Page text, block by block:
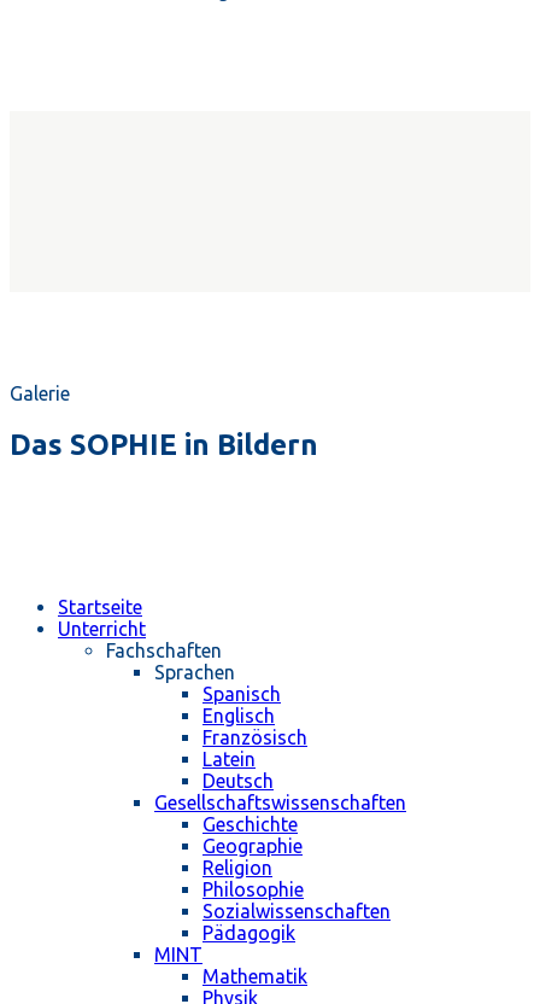
Galerie
Das SOPHIE in Bildern
Startseite
Unterricht
Fachschaften
Sprachen
Spanisch
Englisch
Französisch
Latein
Deutsch
Gesellschaftswissenschaften
Geschichte
Geographie
Religion
Philosophie
Sozialwissenschaften
Pädagogik
MINT
Mathematik
Physik